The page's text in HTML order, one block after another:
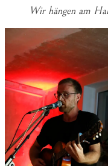
Wir hängen am